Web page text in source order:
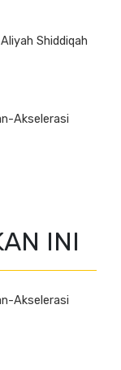
Shiddiqah
Akselerasi
INI
Akselerasi